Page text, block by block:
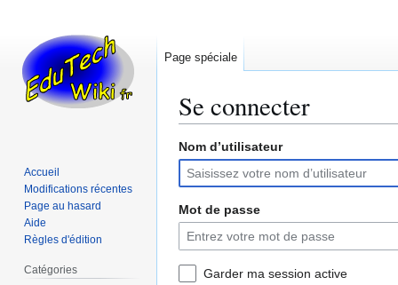
Se connecter
Aller
la
navigation
Aller
la
recherche
Nom d’utilisateur
Mot de passe
Garder ma session active
Page spéciale
Accueil
Modifications récentes
Page au hasard
Aide
Règles d'édition
Catégories